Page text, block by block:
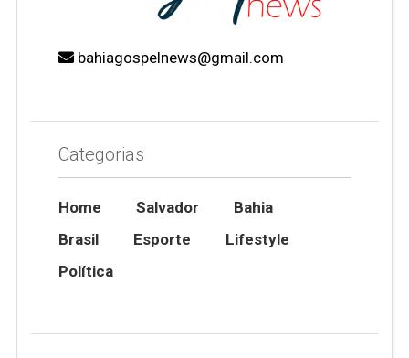
bahiagospelnews@gmail.com
Categorias
Home Salvador
Bahia
Brasil
Esporte
Lifestyle
Política